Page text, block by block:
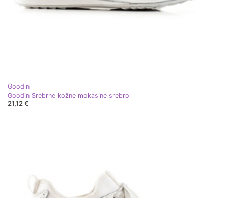
Goodin
Goodin Srebrne kožne mokasine srebro
21,12 €